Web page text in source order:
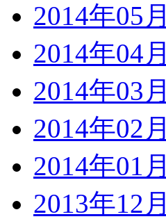
2014年05月
2014年04月
2014年03月
2014年02月
2014年01月
2013年12月